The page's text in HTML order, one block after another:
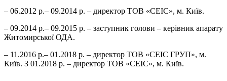
– 06.2012 р.– 09.2014 р. – директор ТОВ «СЕІС», м. Київ.
– 09.2014 р.– 09.2015 р. – заступник голови – керівник апарату
Житомирської ОДА.
– 11.2016 р.– 01.2018 р. – директор ТОВ «СЕІС ГРУП», м.
Київ. З 01.2018 р. – директор ТОВ «СЕІС», м. Київ.